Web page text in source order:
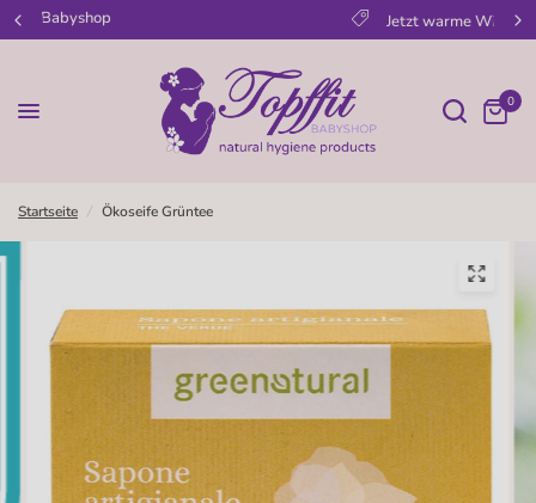
Jetzt warme Winterkleidung kaufen!
0
Startseite / Ökoseife Grüntee